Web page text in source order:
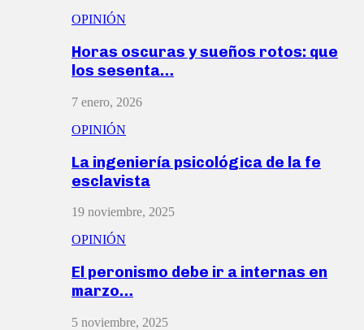
OPINIÓN
Horas oscuras y sueños rotos: que
los sesenta…
7 enero, 2026
OPINIÓN
La ingeniería psicológica de la fe
esclavista
19 noviembre, 2025
OPINIÓN
El peronismo debe ir a internas en
marzo…
5 noviembre, 2025